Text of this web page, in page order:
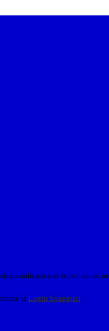
indicato con le istruzioni
la Login Spaggiari